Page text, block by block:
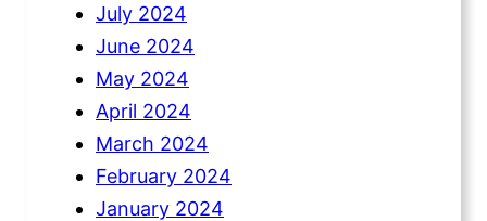
July 2024
June 2024
May 2024
April 2024
March 2024
February 2024
January 2024